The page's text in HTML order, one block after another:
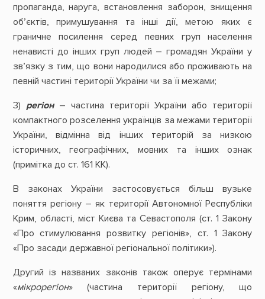
пропаганда, наруга, встановлення заборон, знищення
об’єктів, примушування та інші дії, метою яких є
граничне посилення серед певних груп населення
ненависті до інших груп людей – громадян України у
зв’язку з тим, що вони народилися або проживають на
певній частині території України чи за її межами;
3) регіон– частина території України або території
компактного розселення українців за межами території
України, відмінна від інших територій за низкою
історичних, географічних, мовних та інших ознак
(примітка до ст. 161 КК).
В законах України застосовується більш вузьке
поняття регіону – як території Автономної Республіки
Крим, області, міст Києва та Севастополя (ст. 1 Закону
«Про стимулювання розвитку регіонів», ст. 1 Закону
«Про засади державної регіональної політики»).
Другий із названих законів також оперує термінами
«мікрорегіон» (частина території регіону, що